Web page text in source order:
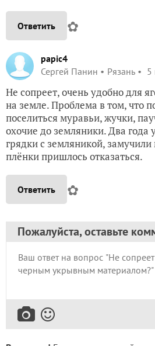
Ответить ✿
papic4
Сергей Панин
Рязань 5
Не сопреет, очень удобно для
на земле. Проблема в том, что
поселиться муравьи, жучки,
охочие до земляники. Два года
грядки с земляникой,
плёнки пришлось отказаться.
Ответить ✿
Пожалуйста, оставьте